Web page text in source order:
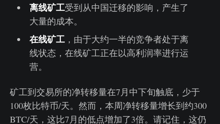
离线矿工受到从中国迁移的影响，产生了
大量的成本。
在线矿工，由于大约一半的竞争者处于离
线状态，在线矿工正在以高利润率进行运
营。
矿工到交易所的净转移量在7月中下旬触底，少于
100枚比特币/天。然而，本周净转移量增长到约300
BTC/天，这比7月的低点增加了3倍。请记住，这仍